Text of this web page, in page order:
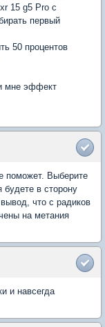
15 g5 Pro с
первый
50 процентов
мне эффект
поможет. Выберите
в сторону
что с радиков
на метания
и навсегда